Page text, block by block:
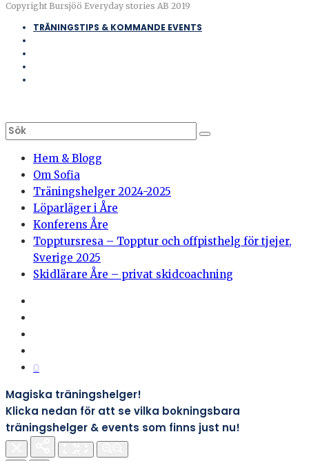
Copyright Bursjöö Everyday stories AB 2019
TRÄNINGSTIPS & KOMMANDE EVENTS
Hem & Blogg
Om Sofia
Träningshelger 2024-2025
Löparläger i Åre
Konferens Åre
Topptursresa – Topptur och offpisthelg för tjejer,
Sverige 2025
Skidlärare Åre – privat skidcoachning
0
Magiska träningshelger!
Klicka nedan för att se vilka bokningsbara
träningshelger & events som finns just nu!